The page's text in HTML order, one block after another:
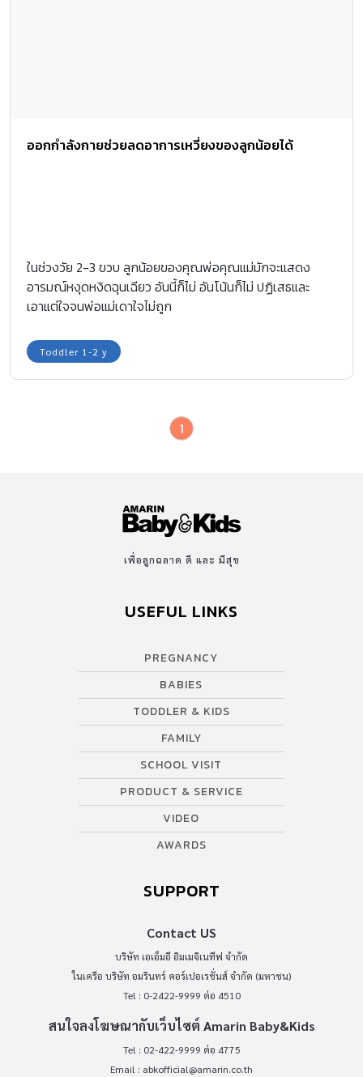
ออกกำลังกายช่วยลดอาการเหวี่ยงของลูกน้อยได้
ในช่วงวัย 2-3 ขวบ ลูกน้อยของคุณพ่อคุณแม่มักจะแสดง
อารมณ์หงุดหงิดฉุนเฉียว อันนี้ก็ไม่ อันโน้นก็ไม่ ปฏิเสธและ
เอาแต่ใจจนพ่อแม่เดาใจไม่ถูก
Toddler 1-2 y
1
เพื่อลูกฉลาด ดี และ มีสุข
USEFUL LINKS
PREGNANCY
BABIES
TODDLER & KIDS
FAMILY
SCHOOL VISIT
PRODUCT & SERVICE
VIDEO
AWARDS
SUPPORT
Contact US
บริษัท เอเอ็มอี อิมเมจิเนทีฟ จำกัด
ในเครือ บริษัท อมรินทร์ คอร์เปอเรชั่นส์ จำกัด (มหาชน)
Tel : 0-2422-9999 ต่อ 4510
สนใจลงโฆษณากับเว็บไซต์ Amarin Baby&Kids
Tel : 02-422-9999 ต่อ 4775
Email : abkofficial@amarin.co.th